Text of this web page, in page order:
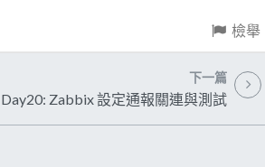
檢舉
下一篇
Day20: Zabbix 設定通報關連與測試